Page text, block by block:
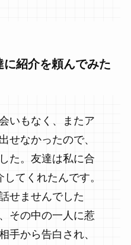
紹介を頼んでみた
いもなく、またア
せなかったので、
た。友達は私に合
てくれたんです。
せませんでした
その中の一人に惹
手から告白され、